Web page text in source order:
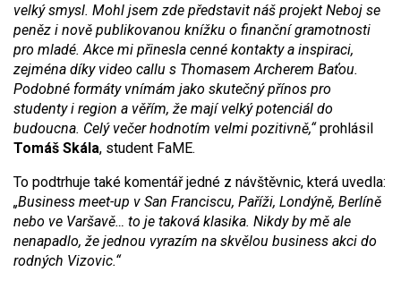
velký smysl. Mohl jsem zde představit náš projekt Neboj se
peněz i nově publikovanou knížku o finanční gramotnosti
pro mladé. Akce mi přinesla cenné kontakty a inspiraci,
zejména díky video callu s Thomasem Archerem Baťou.
Podobné formáty vnímám jako skutečný přínos pro
studenty i region a věřím, že mají velký potenciál do
budoucna. Celý večer hodnotím velmi pozitivně,“prohlásil
Tomáš Skála, student FaME.
To podtrhuje také komentář jedné z návštěvnic, která uvedla:
„Business meet-up v San Franciscu, Paříži, Londýně, Berlíně
nebo ve Varšavě… to je taková klasika. Nikdy by mě ale
nenapadlo, že jednou vyrazím na skvělou business akci do
rodných Vizovic.“